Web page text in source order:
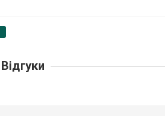
Відгуки